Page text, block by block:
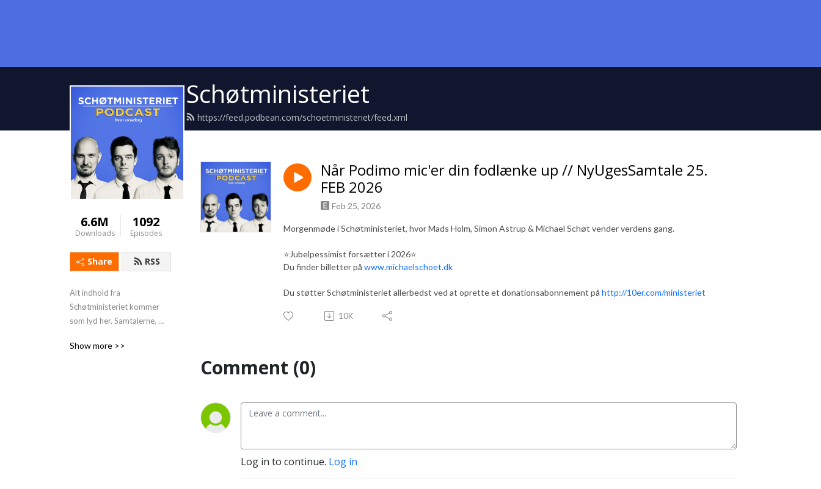
Schøtministeriet
https://feed.podbean.com/schoetministeriet/feed.xml
6.6M
Downloads
1092
Episodes
Share RSS
Alt indhold fra
Schøtministeriet kommer
som lyd her. Samtalerne,
Show more >>
Når Podimo mic'er din fodlænke up // NyUgesSamtale 25.
FEB 2026
Feb 25, 2026
Morgenmøde i Schøtministeriet, hvor Mads Holm, Simon Astrup & Michael Schøt vender verdens gang.
⭐️Jubelpessimist forsætter i 2026⭐️
Du finder billetter på www.michaelschoet.dk
Du støtter Schøtministeriet allerbedst ved at oprette et donationsabonnement på http://10er.com/ministeriet
10K
Comment (0)
Log in to continue. Log in